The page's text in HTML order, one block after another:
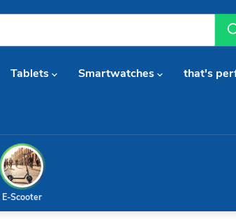
Tablets Smartwatches that's
E-Scooter